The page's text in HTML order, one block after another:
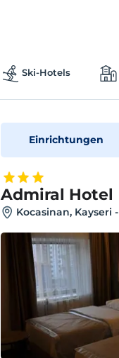
Ski-Hotels
Einrichtungen
Admiral Hotel
Kocasinan, Kayseri -